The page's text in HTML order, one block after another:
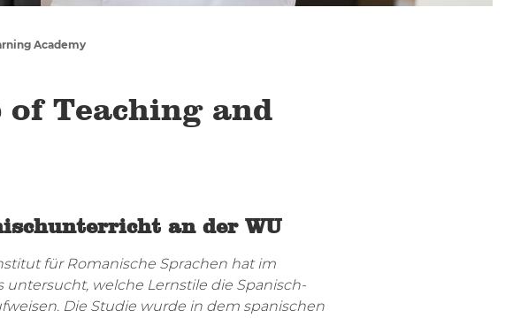
Academy
Teaching and
an der WU
für Romanische Sprachen hat im
untersucht, welche Lernstile die Spanisch-
Die Studie wurde in dem spanischen